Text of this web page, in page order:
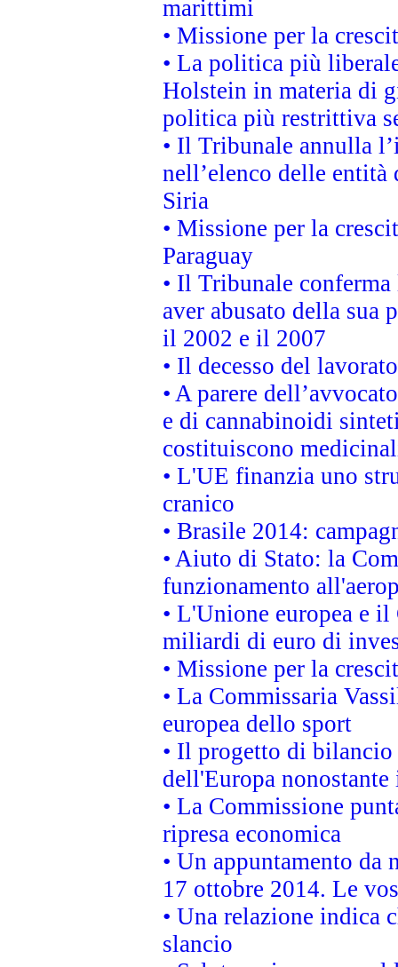
marittimi
• Missione per la
• La politica più
Holstein in materia di
politica più restrittiva
• Il Tribunale annulla
nell’elenco delle
Siria
• Missione per la
Paraguay
• Il Tribunale
aver abusato della sua
il 2002 e il 2007
• Il decesso del
• A parere
e di cannabinoidi
costituiscono
• L'UE finanzia uno
cranico
• Brasile 2014:
• Aiuto di Stato: la
funzionamento
• L'Unione europea e
miliardi di euro di
• Missione per la
• La Commissaria
europea dello sport
• Il progetto di
dell'Europa
• La Commissione
ripresa economica
• Un appuntamento da
17 ottobre 2014. Le
• Una relazione indica
slancio